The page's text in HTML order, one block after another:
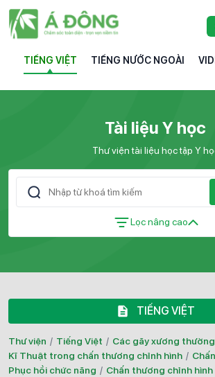
TIẾNG VIỆT TIẾNG NƯỚC NGOÀI
Tài liệu Y học
Thư viện tài liệu học tập Y
Lọc nâng cao
TIẾNG VIỆT
Thư viện / Tiếng Việt / Các gãy xương
Kĩ Thuật trong chấn thương chỉnh hình /
Phục hồi chức năng / Chấn thương chỉnh hình